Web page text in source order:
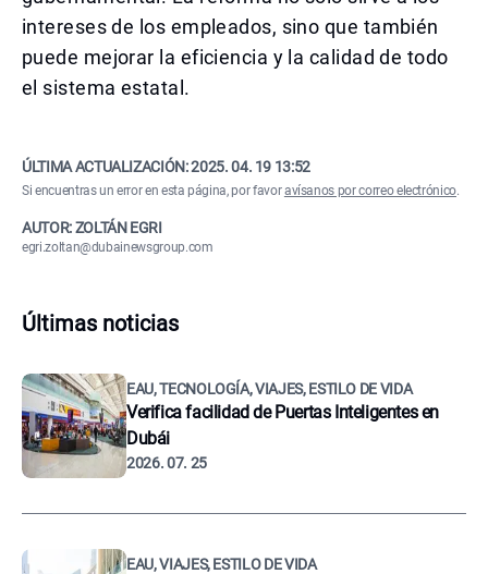
intereses de los empleados, sino que también
puede mejorar la eficiencia y la calidad de todo
el sistema estatal.
ÚLTIMA ACTUALIZACIÓN:2025. 04. 19 13:52
Si encuentras un error en esta página, por favoravísanos por correo electrónico.
AUTOR: ZOLTÁN EGRI
egri.zoltan@dubainewsgroup.com
Últimas noticias
EAU, TECNOLOGÍA, VIAJES, ESTILO DE VIDA
Verifica facilidad de Puertas Inteligentes en
Dubái
2026. 07. 25
EAU, VIAJES, ESTILO DE VIDA